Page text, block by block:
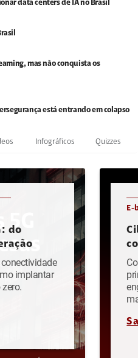
data centers de IA no Brasil
mas não conquista os
está entrando em colapso
Infográficos Quizzes
do
implantar
E-